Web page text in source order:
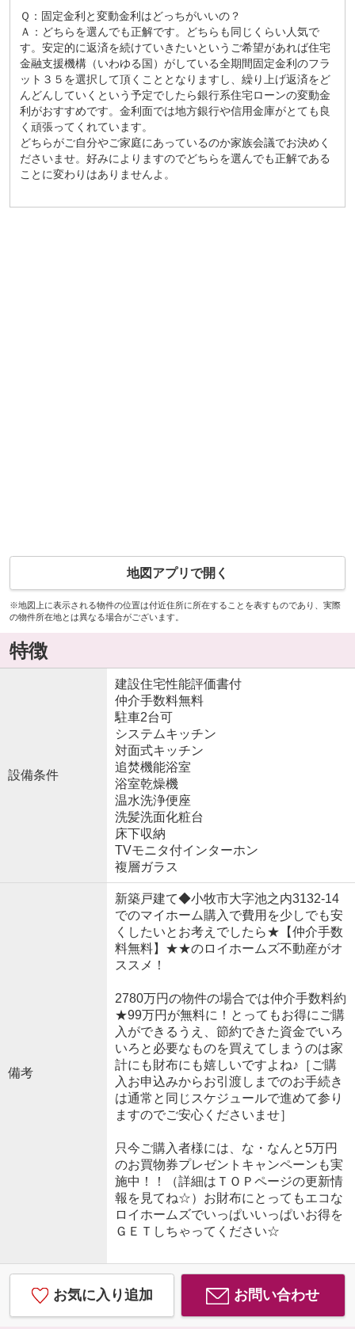
Ｑ：固定金利と変動金利はどっちがいいの？
Ａ：どちらを選んでも正解です。どちらも同じくらい人気で
す。安定的に返済を続けていきたいというご希望があれば住宅
金融支援機構（いわゆる国）がしている全期間固定金利のフラ
ット３５を選択して頂くこととなりますし、繰り上げ返済をど
んどんしていくという予定でしたら銀行系住宅ローンの変動金
利がおすすめです。金利面では地方銀行や信用金庫がとても良
く頑張ってくれています。
どちらがご自分やご家庭にあっているのか家族会議でお決めく
ださいませ。好みによりますのでどちらを選んでも正解である
ことに変わりはありませんよ。
地図アプリで開く
※地図上に表示される物件の位置は付近住所に所在することを表すものであり、実際
の物件所在地とは異なる場合がございます。
特徴
設備条件
建設住宅性能評価書付
仲介手数料無料
駐車2台可
システムキッチン
対面式キッチン
追焚機能浴室
浴室乾燥機
温水洗浄便座
洗髪洗面化粧台
床下収納
TVモニタ付インターホン
複層ガラス
備考
新築戸建て◆小牧市大字池之内3132-14
でのマイホーム購入で費用を少しでも安
くしたいとお考えでしたら★【仲介手数
料無料】★★のロイホームズ不動産がオ
ススメ！
2780万円の物件の場合では仲介手数料約
★99万円が無料に！とってもお得にご購
入ができるうえ、節約できた資金でいろ
いろと必要なものを買えてしまうのは家
計にも財布にも嬉しいですよね♪［ご購
入お申込みからお引渡しまでのお手続き
は通常と同じスケジュールで進めて参り
ますのでご安心くださいませ］
只今ご購入者様には、な・なんと5万円
のお買物券プレゼントキャンペーンも実
施中！！（詳細はＴＯＰページの更新情
報を見てね☆）お財布にとってもエコな
ロイホームズでいっぱいいっぱいお得を
ＧＥＴしちゃってください☆
お気に入り追加 お問い合わせ